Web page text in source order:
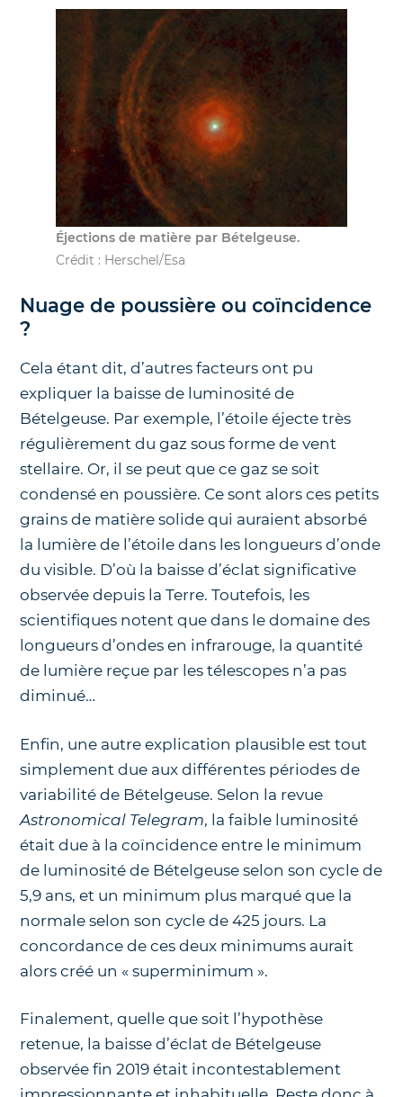
Éjections de matière par Bételgeuse.
Crédit : Herschel/Esa
Nuage de poussière ou coïncidence
?
Cela étant dit, d’autres facteurs ont pu
expliquer la baisse de luminosité de
Bételgeuse. Par exemple, l’étoile éjecte très
régulièrement du gaz sous forme de vent
stellaire. Or, il se peut que ce gaz se soit
condensé en poussière. Ce sont alors ces petits
grains de matière solide qui auraient absorbé
la lumière de l’étoile dans les longueurs d’onde
du visible. D’où la baisse d’éclat significative
observée depuis la Terre. Toutefois, les
scientifiques notent que dans le domaine des
longueurs d’ondes en infrarouge, la quantité
de lumière reçue par les télescopes n’a pas
diminué…
Enfin, une autre explication plausible est tout
simplement due aux différentes périodes de
variabilité de Bételgeuse. Selon la revue
Astronomical Telegram, la faible luminosité
était due à la coïncidence entre le minimum
de luminosité de Bételgeuse selon son cycle de
5,9 ans, et un minimum plus marqué que la
normale selon son cycle de 425 jours. La
concordance de ces deux minimums aurait
alors créé un « superminimum ».
Finalement, quelle que soit l’hypothèse
retenue, la baisse d’éclat de Bételgeuse
observée fin 2019 était incontestablement